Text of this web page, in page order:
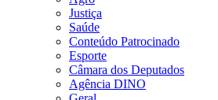
Justiça
Saúde
Conteúdo Patrocinado
Esporte
Câmara dos Deputados
Agência DINO